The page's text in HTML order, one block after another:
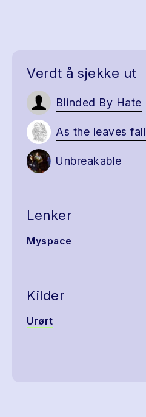
Verdt å sjekke ut
Blinded By Hate
As the leaves fall
Unbreakable
Lenker
Myspace
Kilder
Urørt